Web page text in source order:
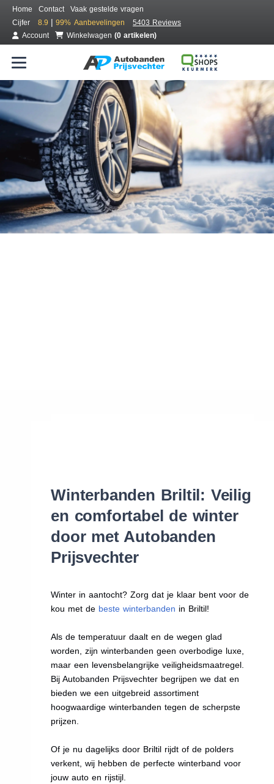
Home Contact
Vaak gestelde vragen
Cijfer
8.9 | 99% Aanbevelingen
5403 Reviews
Account
Winkelwagen (0 artikelen)
Bestel voordelig winterbanden
Gratis bezorgd of montage bij jou in de buurt
Seizoen:
Merken:
Winterbanden Briltil: Veilig
en comfortabel de winter
door met Autobanden
Prijsvechter
Winter in aantocht? Zorg dat je klaar bent voor de
kou met de beste winterbanden in Briltil!
Als de temperatuur daalt en de wegen glad
worden, zijn winterbanden geen overbodige luxe,
maar een levensbelangrijke veiligheidsmaatregel.
Bij Autobanden Prijsvechter begrijpen we dat en
bieden we een uitgebreid assortiment
hoogwaardige winterbanden tegen de scherpste
prijzen.
Of je nu dagelijks door Briltil rijdt of de polders
verkent, wij hebben de perfecte winterband voor
jouw auto en rijstijl.